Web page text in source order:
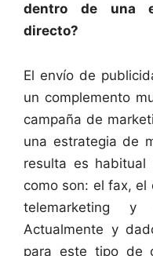
dentro de una
directo?
El envío de
un complemento
campaña de
una estrategia de
resulta es habitual
como son: el fax, el
telemarketing
Actualmente y
para este tipo de